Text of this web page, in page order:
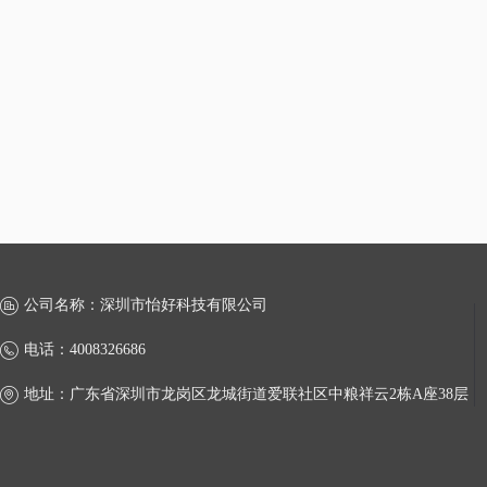
公司名称： 深圳市怡好科技有限公司
电话： 4008326686
地址： 广东省深圳市龙岗区龙城街道爱联社区中粮祥云2栋A座38层